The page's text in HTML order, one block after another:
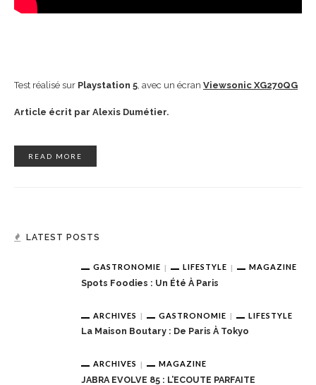
Test réalisé sur Playstation 5 , avec un écran Viewsonic XG270QG
Article écrit par Alexis Dumétier.
READ MORE
LATEST POSTS
GASTRONOMIE LIFESTYLE MAGAZINE
Spots Foodies : Un Été À Paris
ARCHIVES GASTRONOMIE LIFESTYLE
La Maison Boutary : De Paris À Tokyo
ARCHIVES MAGAZINE
JABRA EVOLVE 85 : L’ECOUTE PARFAITE